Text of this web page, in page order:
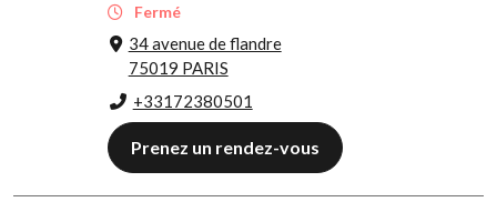
Fermé
34 avenue de flandre
75019 PARIS
+33172380501
Prenez un rendez-vous